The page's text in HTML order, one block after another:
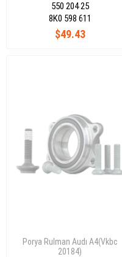
550 204 25
$49.43
8K0 598 611
Porya Rulman Audı A4(Vkbc
20184)